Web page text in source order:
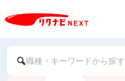
職種・キーワードから探す